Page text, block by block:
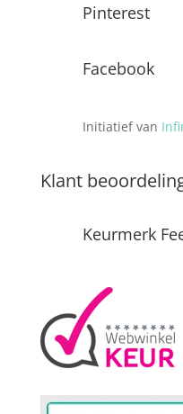
Pinterest
Facebook
Initiatief van
Klant
Keurmerk